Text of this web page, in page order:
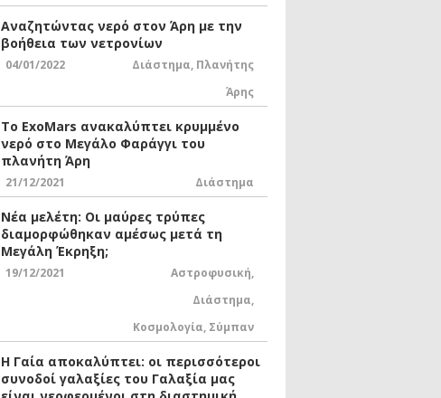
Αναζητώντας νερό στον Άρη με την
βοήθεια των νετρονίων
04/01/2022 Διάστημα, Πλανήτης
Άρης
Το ExoMars ανακαλύπτει κρυμμένο
νερό στο Μεγάλο Φαράγγι του
πλανήτη Άρη
21/12/2021 Διάστημα
Νέα μελέτη: Οι μαύρες τρύπες
διαμορφώθηκαν αμέσως μετά τη
Μεγάλη Έκρηξη;
19/12/2021 Αστροφυσική,
Διάστημα,
Κοσμολογία, Σύμπαν
Η Γαία αποκαλύπτει: οι περισσότεροι
συνοδοί γαλαξίες του Γαλαξία μας